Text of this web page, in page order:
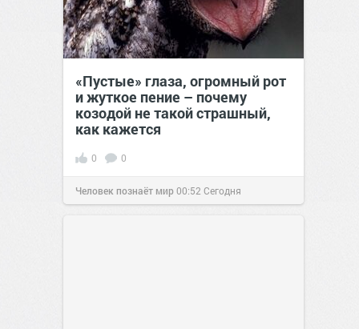
«Пустые» глаза, огромный рот
и жуткое пение – почему
козодой не такой страшный,
как кажется
0 0
Человек познаёт мир00:52 Сегодня